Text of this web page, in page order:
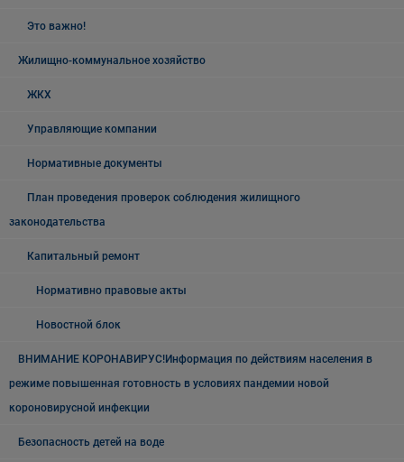
Это важно!
Жилищно-коммунальное хозяйство
ЖКХ
Управляющие компании
Нормативные документы
План проведения проверок соблюдения жилищного
законодательства
Капитальный ремонт
Нормативно правовые акты
Новостной блок
ВНИМАНИЕ КОРОНАВИРУС!Информация по действиям населения в
режиме повышенная готовность в условиях пандемии новой
короновирусной инфекции
Безопасность детей на воде